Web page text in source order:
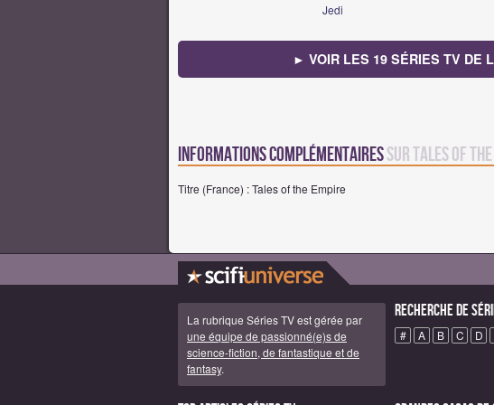
Jedi
► VOIR LES 19 SÉRIES TV DE
Informations complémentairessur Tales of the
Titre (France) : Tales of the Empire
La rubrique Séries TV est gérée par
une équipe de passionné(e)s de
science-fiction, de fantastique et de
fantasy.
Recherche de
# A B C D